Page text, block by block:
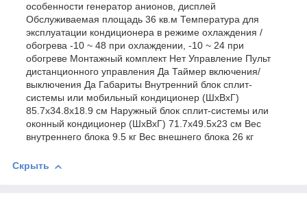
особенности генератор анионов, дисплей
Обслуживаемая площадь 36 кв.м Температура для
эксплуатации кондиционера в режиме охлаждения /
обогрева -10 ~ 48 при охлаждении, -10 ~ 24 при
обогреве Монтажный комплект Нет Управление Пульт
дистанционного управления Да Таймер включения/
выключения Да Габариты Внутренний блок сплит-
системы или мобильный кондиционер (ШxВxГ)
85.7x34.8x18.9 см Наружный блок сплит-системы или
оконный кондиционер (ШxВxГ) 71.7x49.5x23 см Вес
внутреннего блока 9.5 кг Вес внешнего блока 26 кг
Скрыть